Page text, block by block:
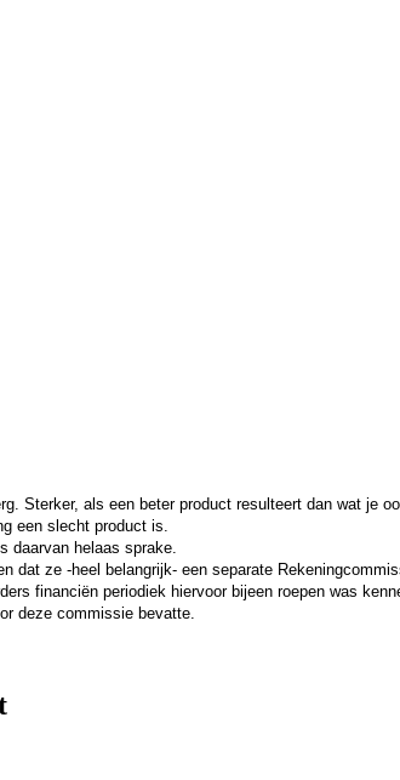
Sterker, als een beter product resulteert dan wat je
een slecht product is.
daarvan helaas sprake.
dat ze -heel belangrijk- een separate
financiën periodiek hiervoor bijeen roepen was
deze commissie bevatte.